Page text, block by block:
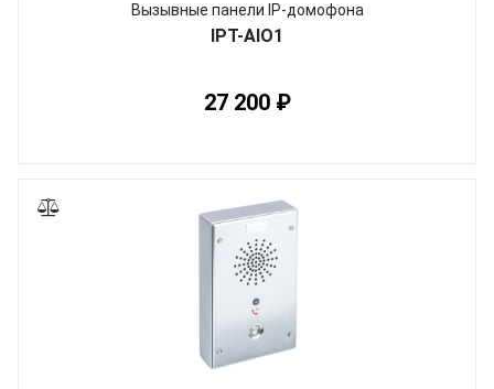
Вызывные панели IP-домофона
IPT-AIO1
27 200 ₽